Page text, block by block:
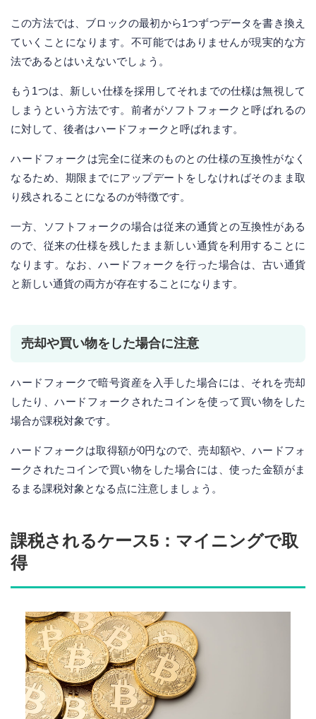
この方法では、ブロックの最初から1つずつデータを書き換え
ていくことになります。不可能ではありませんが現実的な方
法であるとはいえないでしょう。
もう1つは、新しい仕様を採用してそれまでの仕様は無視して
しまうという方法です。前者がソフトフォークと呼ばれるの
に対して、後者はハードフォークと呼ばれます。
ハードフォークは完全に従来のものとの仕様の互換性がなく
なるため、期限までにアップデートをしなければそのまま取
り残されることになるのが特徴です。
一方、ソフトフォークの場合は従来の通貨との互換性がある
ので、従来の仕様を残したまま新しい通貨を利用することに
なります。なお、ハードフォークを行った場合は、古い通貨
と新しい通貨の両方が存在することになります。
売却や買い物をした場合に注意
ハードフォークで暗号資産を入手した場合には、それを売却
したり、ハードフォークされたコインを使って買い物をした
場合が課税対象です。
ハードフォークは取得額が0円なので、売却額や、ハードフォ
ークされたコインで買い物をした場合には、使った金額がま
るまる課税対象となる点に注意しましょう。
課税されるケース5：マイニングで取
得